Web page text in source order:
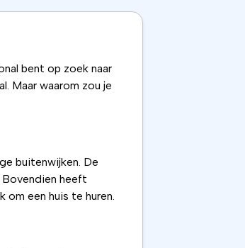
bent op zoek naar
Maar waarom zou je
buitenwijken. De
heeft
een huis te huren.